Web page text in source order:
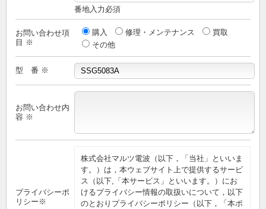
番地入力必須
お問い合わせ項
目 ※
購入 修理・メンテナンス
買取
その他
型 番 ※
お問い合わせ内
容 ※
プライバシーポ
リシー※
株式会社マルツ電波（以下，「当社」といいま
す。）は，本ウェブサイト上で提供するサービ
ス（以下,「本サービス」といいます。）にお
けるプライバシー情報の取扱いについて，以下
のとおりプライバシーポリシー（以下，「本ポ